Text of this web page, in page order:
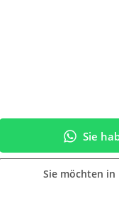
Sie
Sie möchten in